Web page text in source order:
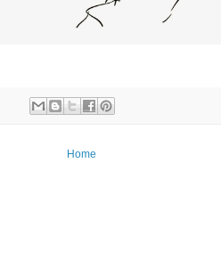
Home